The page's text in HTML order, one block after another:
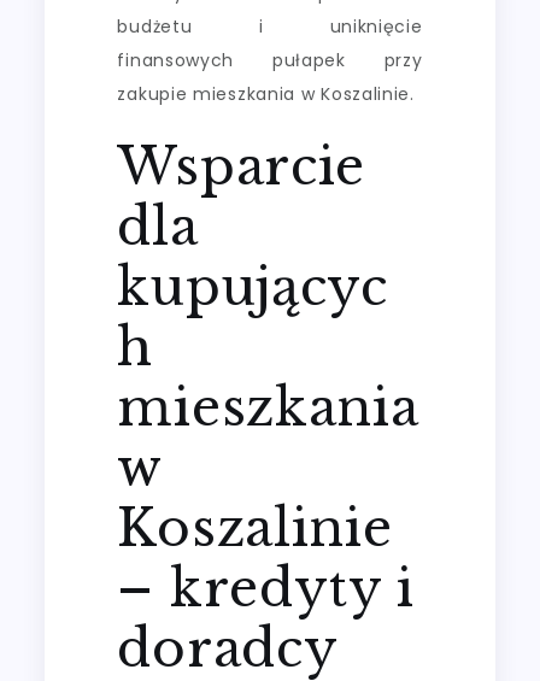
budżetu i uniknięcie
finansowych pułapek przy
zakupie mieszkania w Koszalinie.
Wsparcie
dla
kupującyc
h
mieszkania
w
Koszalinie
– kredyty i
doradcy